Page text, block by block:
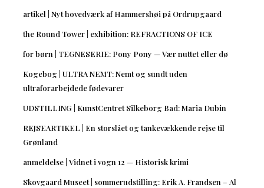
artikel | Nyt hovedværk af Hammershøi på Ordrupgaard
the Round Tower | exhibition: REFRACTIONS OF ICE
for børn | TEGNESERIE: Pony Pony — Vær nuttet eller dø
Kogebog | ULTRA NEMT: Nemt og sundt uden
ultraforarbejdede fødevarer
UDSTILLING | KunstCentret Silkeborg Bad: Maria Dubin
REJSEARTIKEL | En storslået og tankevækkende rejse til
Grønland
anmeldelse | Vidnet i vogn 12 — Historisk krimi
Skovgaard Museet | sommerudstilling: Erik A. Frandsen – Al